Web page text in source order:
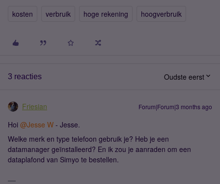
kosten verbruik hoge rekening hoogverbruik
3 reacties Oudste eerst
Friesian Forum|Forum|3 months ago
Hoi ​ @Jesse W - Jesse.
Welke merk en type telefoon gebruik je? Heb je een
datamanager geïnstalleerd? En ik zou je aanraden om een
dataplafond van Simyo te bestellen.